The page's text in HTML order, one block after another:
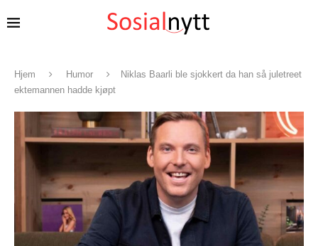
Hjem Humor
Niklas Baarli ble sjokkert da han så juletreet
ektemannen hadde kjøpt